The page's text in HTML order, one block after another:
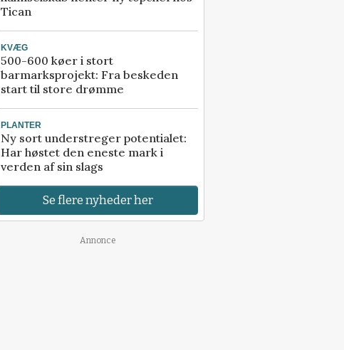
Tican
KVÆG
500-600 køer i stort
barmarksprojekt: Fra beskeden
start til store drømme
PLANTER
Ny sort understreger potentialet:
Har høstet den eneste mark i
verden af sin slags
Se flere nyheder her
Annonce